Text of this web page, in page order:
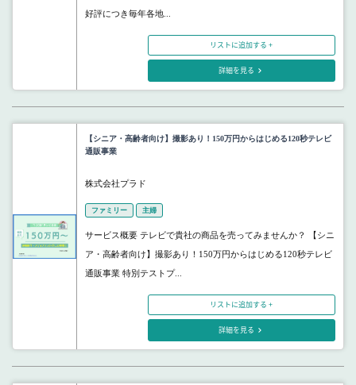
好評につき毎年各地...
リストに追加する +
詳細を見る
【シニア・高齢者向け】撮影あり！150万円からはじめる120秒テレビ
通販事業
株式会社プラド
ファミリー 主婦
サービス概要 テレビで貴社の商品を売ってみませんか？ 【シニ
ア・高齢者向け】撮影あり！150万円からはじめる120秒テレビ
通販事業 特別テストプ...
リストに追加する +
詳細を見る